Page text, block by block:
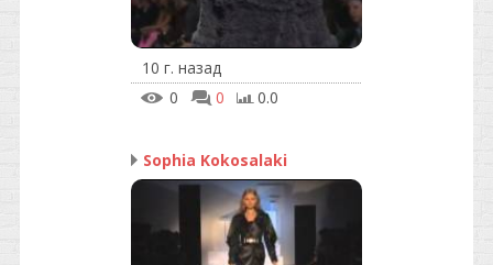
10 г. назад
0
0 0.0
Sophia Kokosalaki